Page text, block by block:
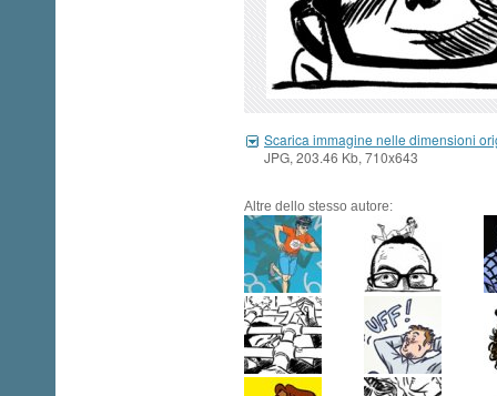
Scarica immagine nelle dimensioni
JPG, 203.46 Kb, 710x643
Altre dello stesso autore: